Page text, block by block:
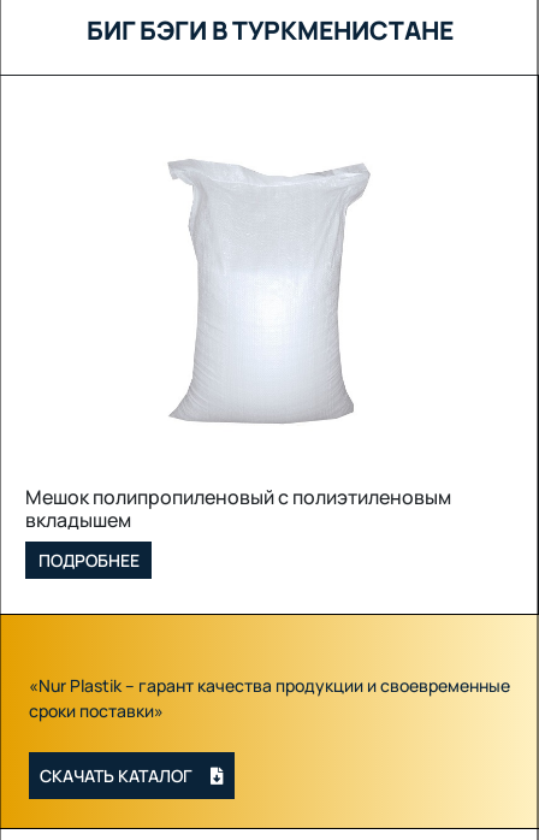
БИГ БЭГИ В ТУРКМЕНИСТАНЕ
Мешок полипропиленовый с полиэтиленовым
вкладышем
ПОДРОБНЕЕ
«Nur Plastik – гарант качества продукции и своевременные
сроки поставки»
СКАЧАТЬ КАТАЛОГ